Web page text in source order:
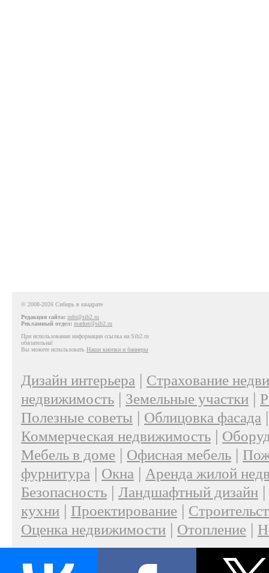
© 2008-2026 Сибирь в квадрате
Редакция сайта: info@sib2.ru
Рекламный отдел: market@sib2.ru
При использовании информации ссылка на Sib2.ru
обязательна!
Вы можете использовать Наши кнопки и баннеры
Дизайн интерьера | Страхование
недвижимость | Земельные участки |
Полезные советы | Облицовка фасада
Коммерческая недвижимость |
Мебель в доме | Офисная мебель |
фурнитура | Окна | Аренда жилой
Безопасность | Ландшафтный дизайн |
кухни | Проектирование |
Оценка недвижимости | Отопление |
О проекте|